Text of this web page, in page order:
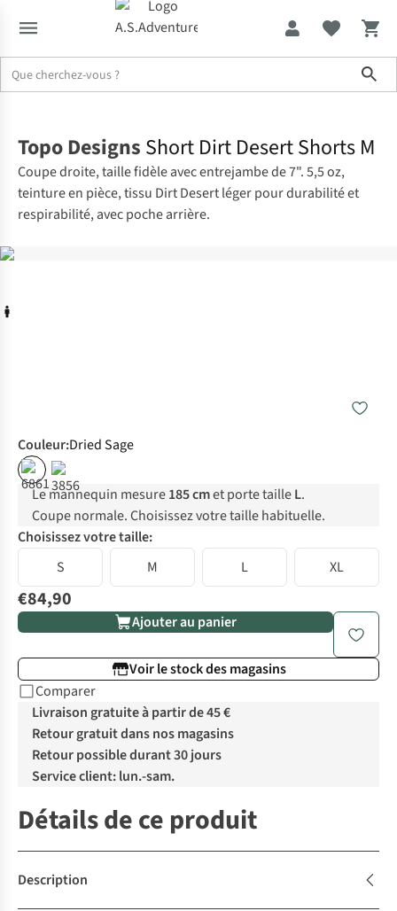
Topo Designs Short Dirt Desert Shorts M
Coupe droite, taille fidèle avec entrejambe de 7". 5,5 oz,
teinture en pièce, tissu Dirt Desert léger pour durabilité et
respirabilité, avec poche arrière.
Couleur:Dried Sage
Le mannequin mesure185 cmet porte tailleL.
Coupe normale. Choisissez votre taille habituelle.
Choisissez votre taille:
S
M L XL
€84,90
Ajouter au panier
Voir le stock des magasins
Comparer
Livraison gratuite à partir de 45 €
Retour gratuit dans nos magasins
Retour possible durant 30 jours
Service client: lun.-sam.
Détails de ce produit
Description